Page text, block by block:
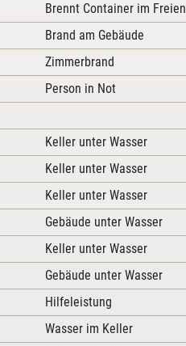
Brennt Container im Freien
Brand am Gebäude
Zimmerbrand
Person in Not
Keller unter Wasser
Keller unter Wasser
Keller unter Wasser
Gebäude unter Wasser
Keller unter Wasser
Gebäude unter Wasser
Hilfeleistung
Wasser im Keller